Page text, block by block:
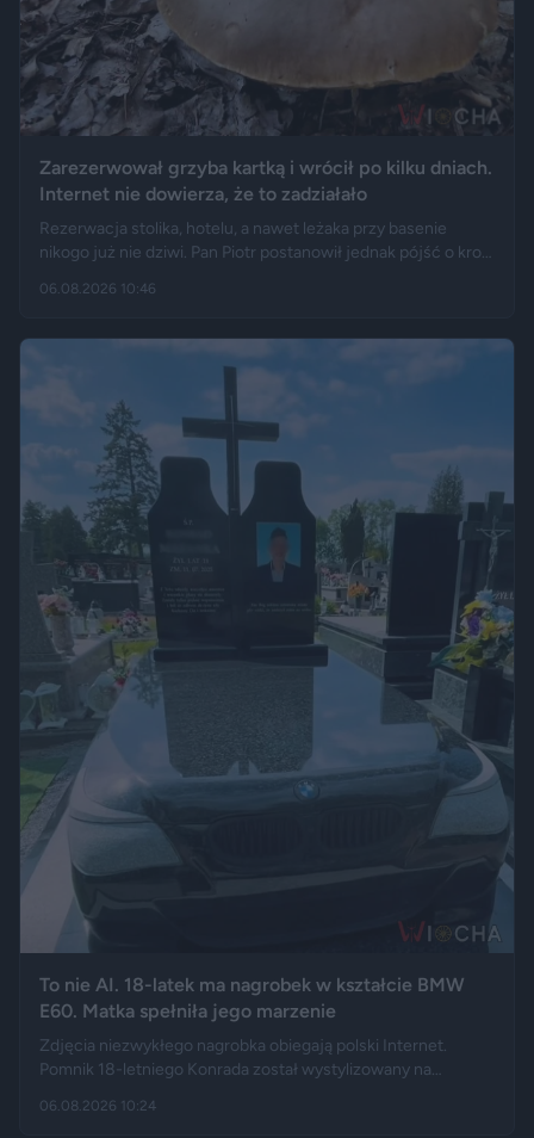
Zarezerwował grzyba kartką i wrócił po kilku dniach.
Internet nie dowierza, że to zadziałało
Rezerwacja stolika, hotelu, a nawet leżaka przy basenie
nikogo już nie dziwi. Pan Piotr postanowił jednak pójść o krok
„Fakt”, po kilku dniach wrócił w to samo miejsce i odkrył, że
06.08.2026 10:46
To nie AI. 18-latek ma nagrobek w kształcie BMW
E60. Matka spełniła jego marzenie
Zdjęcia niezwykłego nagrobka obiegają polski Internet.
Pomnik 18-letniego Konrada został wystylizowany na
06.08.2026 10:24